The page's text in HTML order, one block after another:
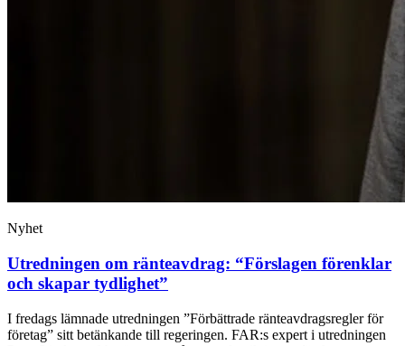
Nyhet
Utredningen om ränteavdrag: “Förslagen förenklar
och skapar tydlighet”
I fredags lämnade utredningen ”Förbättrade ränteavdragsregler för
företag” sitt betänkande till regeringen. FAR:s expert i utredningen